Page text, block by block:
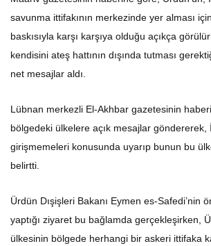
savunma ittifakının merkezinde yer alması
baskısıyla karşı karşıya olduğu açıkça
kendisini ateş hattının dışında tutması
net mesajlar aldı.
Lübnan merkezli El-Akhbar gazetesinin
bölgedeki ülkelere açık mesajlar göndererek,
girişmemeleri konusunda uyarıp bunun bu
belirtti.
Ürdün Dışişleri Bakanı Eymen es-Safedi’nin
yaptığı ziyaret bu bağlamda gerçekleşirken,
ülkesinin bölgede herhangi bir askeri ittifaka